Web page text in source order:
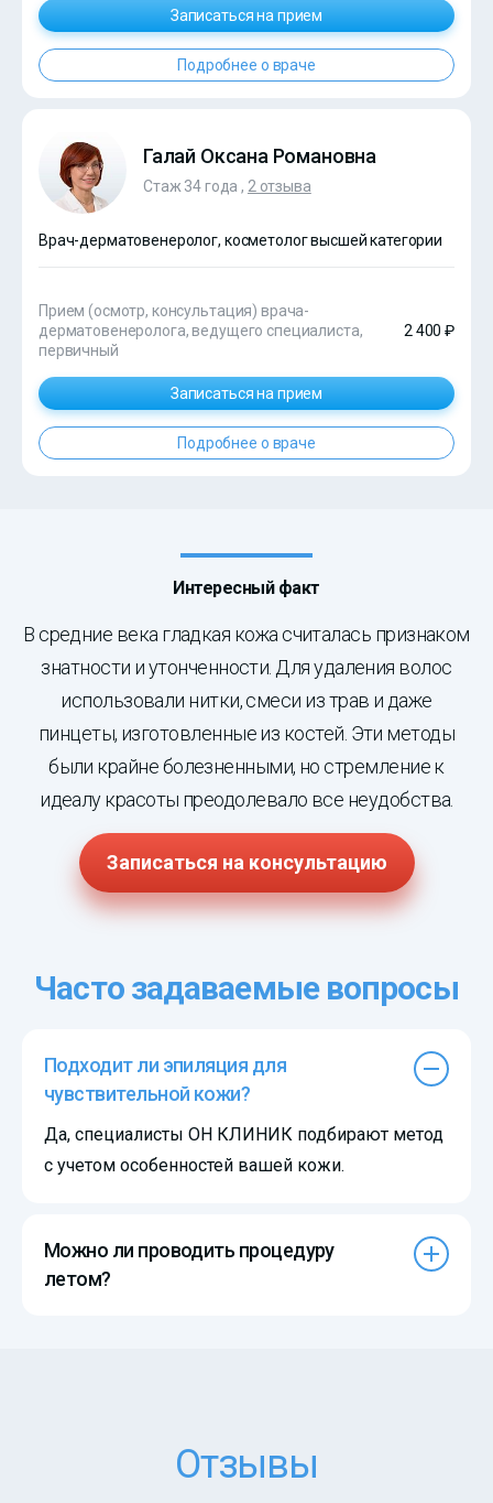
Записаться на прием
Подробнее о враче
Галай Оксана Романовна
Стаж 34 года , 2 отзыва
Врач-дерматовенеролог, косметолог высшей категории
Прием (осмотр, консультация) врача-
дерматовенеролога, ведущего специалиста,
первичный
2 400 ₽
Записаться на прием
Подробнее о враче
Интересный факт
В средние века гладкая кожа считалась признаком
знатности и утонченности. Для удаления волос
использовали нитки, смеси из трав и даже
пинцеты, изготовленные из костей. Эти методы
были крайне болезненными, но стремление к
идеалу красоты преодолевало все неудобства.
Записаться на консультацию
Часто задаваемые вопросы
Подходит ли эпиляция для
чувствительной кожи?
Да, специалисты ОН КЛИНИК подбирают метод
с учетом особенностей вашей кожи.
Можно ли проводить процедуру
летом?
Отзывы